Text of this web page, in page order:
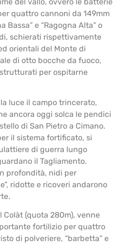
quattro cannoni da 149mm
Bassa” e “Ragogna Alta” o
schierati rispettivamente
orientali del Monte di
di otto bocche da fuoco,
per ospitarne
la luce il campo trincerato,
ancora oggi solca le pendici
di San Pietro a Cimano.
il sistema fortificato, si
di guerra lungo
il Tagliamento.
profondità, nidi per
ridotte e ricoveri andarono
Colàt (quota 280m), venne
fortilizio per quattro
di polveriere, “barbetta” e